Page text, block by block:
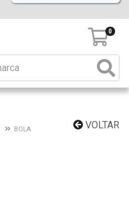
0
VOLTAR
BOLA